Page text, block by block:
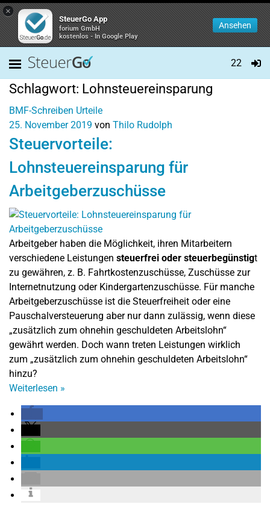
×
SteuerGo App
forium GmbH
kostenlos - In Google Play
Ansehen
22
Schlagwort: Lohnsteuereinsparung
BMF-Schreiben Urteile
25. November 2019 von Thilo Rudolph
Steuervorteile:
Lohnsteuereinsparung für
Arbeitgeberzuschüsse
Arbeitgeber haben die Möglichkeit, ihren Mitarbeitern
verschiedene Leistungen steuerfrei oder steuerbegünstigt
zu gewähren, z. B. Fahrtkostenzuschüsse, Zuschüsse zur
Internetnutzung oder Kindergartenzuschüsse. Für manche
Arbeitgeberzuschüsse ist die Steuerfreiheit oder eine
Pauschalversteuerung aber nur dann zulässig, wenn diese
„zusätzlich zum ohnehin geschuldeten Arbeitslohn“
gewährt werden. Doch wann treten Leistungen wirklich
zum „zusätzlich zum ohnehin geschuldeten Arbeitslohn“
hinzu?
Weiterlesen »